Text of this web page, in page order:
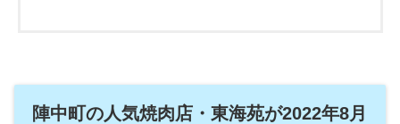
陣中町の人気焼肉店・東海苑が2022年8月